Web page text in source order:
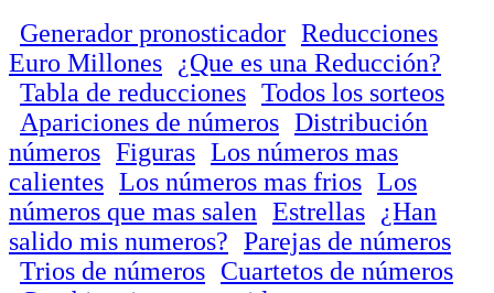
Generador pronosticador Reducciones
Euro Millones
¿Que es una Reducción?
Tabla de reducciones Todos los sorteos
Apariciones de números Distribución
números Figuras Los números mas
calientes Los números mas frios Los
números que mas salen Estrellas
¿Han
salido mis numeros? Parejas de números
Trios de números Cuartetos de números